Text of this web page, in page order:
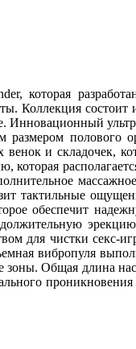
которая
Коллекция состоит
Инновационный
размером полового
и складочек,
тактильные
обеспечит
для чистки
вибропуля
зоны. Общая длина